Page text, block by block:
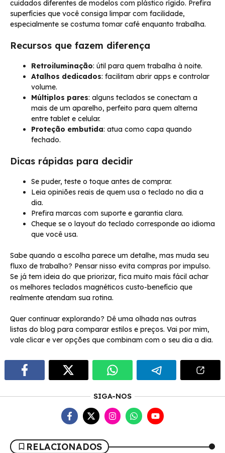
cuidados diferentes de modelos com plástico rígido. Prefira
superfícies que você consiga limpar com facilidade,
especialmente se costuma tomar café enquanto trabalha.
Recursos que fazem diferença
Retroiluminação: útil para quem trabalha à noite.
Atalhos dedicados: facilitam abrir apps e controlar
volume.
Múltiplos pares: alguns teclados se conectam a
mais de um aparelho, perfeito para quem alterna
entre tablet e celular.
Proteção embutida: atua como capa quando
fechado.
Dicas rápidas para decidir
Se puder, teste o toque antes de comprar.
Leia opiniões reais de quem usa o teclado no dia a
dia.
Prefira marcas com suporte e garantia clara.
Cheque se o layout do teclado corresponde ao idioma
que você usa.
Sabe quando a escolha parece um detalhe, mas muda seu
fluxo de trabalho? Pensar nisso evita compras por impulso.
Se já tem ideia do que priorizar, fica muito mais fácil achar
os melhores teclados magnéticos custo-benefício que
realmente atendam sua rotina.
Quer continuar explorando? Dê uma olhada nas outras
listas do blog para comparar estilos e preços. Vai por mim,
vale clicar e ver opções que combinam com o seu dia a dia.
SIGA-NOS
RELACIONADOS